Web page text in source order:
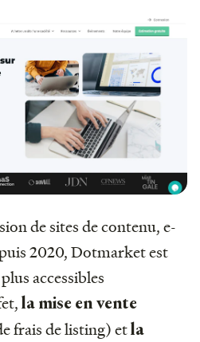
de sites de contenu, e-
2020, Dotmarket est
accessibles
la mise en vente
frais de listing) etla